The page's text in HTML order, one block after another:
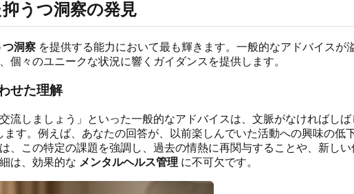
うつ洞察の発見
つ洞察 を提供する能力において最も輝きます。一般的なアドバイスが
個々のユニークな状況に響くガイダンスを提供します。
せた理解
流しましょう」といった一般的なアドバイスは、文脈がなければし
す。例えば、あなたの回答が、以前楽しんでいた活動への興味の
、この特定の課題を強調し、過去の情熱に再関与することや、新し
は、効果的な メンタルヘルス管理 に不可欠です。